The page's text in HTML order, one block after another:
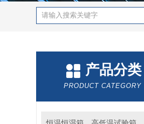
产品分类
PRODUCT CATEGORY